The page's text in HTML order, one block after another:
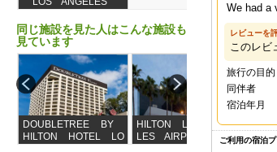
同じ施設を見た人はこんな施設も
見ています
DOUBLETREE BY
HILTON HOTEL LO
HILTON LOS ANGE
LES AIRPORT
TEL
We had a
レビューを
このレビ
旅行の目的
同伴者
宿泊年月
ご利用の宿泊